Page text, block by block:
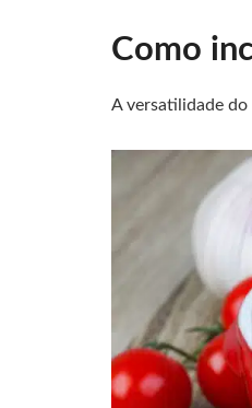
Como
A versatilidade do